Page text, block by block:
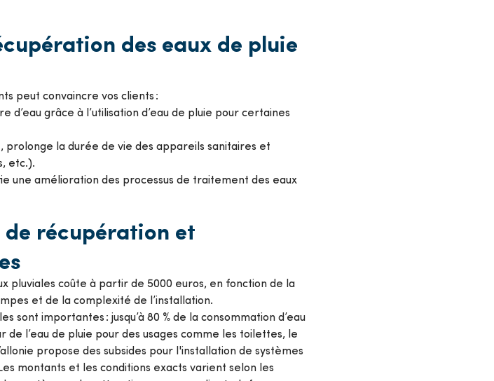
des eaux de pluie
peut convaincre vos clients :
d’eau grâce à l’utilisation d’eau de pluie pour certaines
prolonge la durée de vie des appareils sanitaires et
etc.).
une amélioration des processus de traitement des eaux
de récupération et
pluviales coûte à partir de 5000 euros, en fonction de la
et de la complexité de l’installation.
sont importantes : jusqu’à 80 % de la consommation d’eau
l’eau de pluie pour des usages comme les toilettes, le
propose des subsides pour l'installation de systèmes
montants et les conditions exacts varient selon les